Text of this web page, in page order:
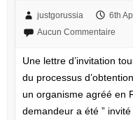
justgorussia 6th
Aucun Commentaire
Une lettre d’invitation
du processus
un organisme agréé en
demandeur a été ”